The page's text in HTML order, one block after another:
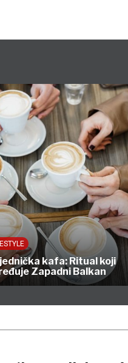
kafa: Ritual koji
Zapadni Balkan